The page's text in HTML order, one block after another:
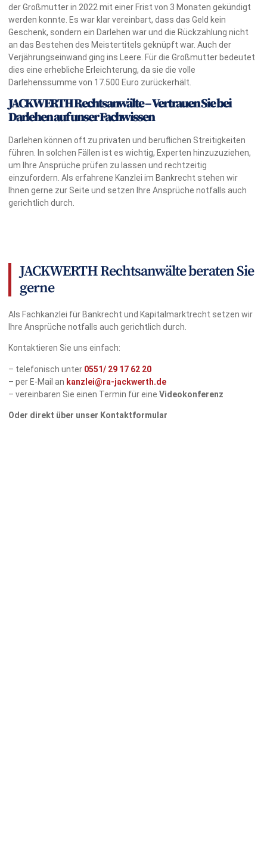
der Großmutter in 2022 mit einer Frist von 3 Monaten gekündigt
werden konnte. Es war klar vereinbart, dass das Geld kein
Geschenk, sondern ein Darlehen war und die Rückzahlung nicht
an das Bestehen des Meistertitels geknüpft war. Auch der
Verjährungseinwand ging ins Leere. Für die Großmutter bedeutet
dies eine erhebliche Erleichterung, da sie die volle
Darlehenssumme von 17.500 Euro zurückerhält.
JACKWERTH Rechtsanwälte – Vertrauen Sie bei
Darlehen auf unser Fachwissen
Darlehen können oft zu privaten und beruflichen Streitigkeiten
führen. In solchen Fällen ist es wichtig, Experten hinzuzuziehen,
um Ihre Ansprüche prüfen zu lassen und rechtzeitig
einzufordern. Als erfahrene Kanzlei im Bankrecht stehen wir
Ihnen gerne zur Seite und setzen Ihre Ansprüche notfalls auch
gerichtlich durch.
JACKWERTH Rechtsanwälte beraten Sie
gerne
Als Fachkanzlei für Bankrecht und Kapitalmarktrecht setzen wir
Ihre Ansprüche notfalls auch gerichtlich durch.
Kontaktieren Sie uns einfach:
– telefonisch unter 0551/ 29 17 62 20
– per E-Mail an kanzlei@ra-jackwerth.de
– vereinbaren Sie einen Termin für eine Videokonferenz
Oder direkt über unser Kontaktformular